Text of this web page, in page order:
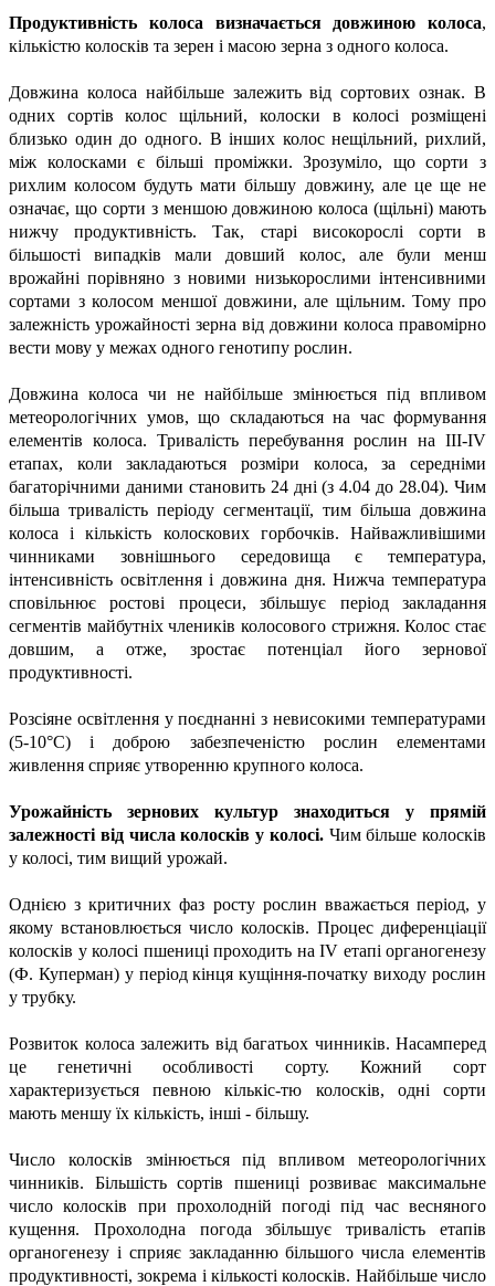
Продуктивність колоса визначається довжиною колоса,
кількістю колосків та зерен і масою зерна з одного колоса.
Довжина колоса найбільше залежить від сортових ознак. В
одних сортів колос щільний, колоски в колосі розміщені
близько один до одного. В інших колос нещільний, рихлий,
між колосками є більші проміжки. Зрозуміло, що сорти з
рихлим колосом будуть мати більшу довжину, але це ще не
означає, що сорти з меншою довжиною колоса (щільні) мають
нижчу продуктивність. Так, старі високорослі сорти в
більшості випадків мали довший колос, але були менш
врожайні порівняно з новими низькорослими інтенсивними
сортами з колосом меншої довжини, але щільним. Тому про
залежність урожайності зерна від довжини колоса правомірно
вести мову у межах одного генотипу рослин.
Довжина колоса чи не найбільше змінюється під впливом
метеорологічних умов, що складаються на час формування
елементів колоса. Тривалість перебування рослин на ІІІ-ІV
етапах, коли закладаються розміри колоса, за середніми
багаторічними даними становить 24 дні (з 4.04 до 28.04). Чим
більша тривалість періоду сегментації, тим більша довжина
колоса і кількість колоскових горбочків. Найважливішими
чинниками зовнішнього середовища є температура,
інтенсивність освітлення і довжина дня. Нижча температура
сповільнює ростові процеси, збільшує період закладання
сегментів майбутніх члеників колосового стрижня. Колос стає
довшим, а отже, зростає потенціал його зернової
продуктивності.
Розсіяне освітлення у поєднанні з невисокими температурами
(5-10°C) і доброю забезпеченістю рослин елементами
живлення сприяє утворенню крупного колоса.
Урожайність зернових культур знаходиться у прямій
залежності від числа колосків у колосі.Чим більше колосків
у колосі, тим вищий урожай.
Однією з критичних фаз росту рослин вважається період, у
якому встановлюється число колосків. Процес диференціації
колосків у колосі пшениці проходить на ІV етапі органогенезу
(Ф. Куперман) у період кінця кущіння-початку виходу рослин
у трубку.
Розвиток колоса залежить від багатьох чинників. Насамперед
це генетичні особливості сорту. Кожний сорт
характеризується певною кількіс-тю колосків, одні сорти
мають меншу їх кількість, інші - більшу.
Число колосків змінюється під впливом метеорологічних
чинників. Більшість сортів пшениці розвиває максимальне
число колосків при прохолодній погоді під час весняного
кущення. Прохолодна погода збільшує тривалість етапів
органогенезу і сприяє закладанню більшого числа елементів
продуктивності, зокрема і кількості колосків. Найбільше число